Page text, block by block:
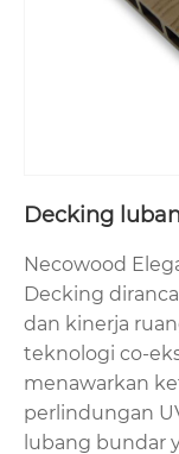
Decking
Necowood
Decking
dan kinerja
teknologi co-
menawarkan
perlindungan
lubang bundar